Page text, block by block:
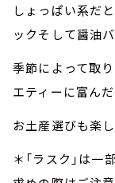
しょっぱい系だ
ックそして醤油バ
季節によって取
エティーに富ん
お土産選びも楽
＊「ラスク」は